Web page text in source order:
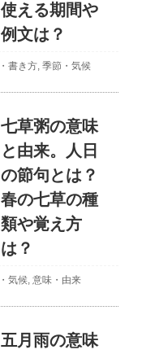
使える期間や
例文は？
書き方, 季節・気候
七草粥の意味
と由来。人日
の節句とは？
春の七草の種
類や覚え方
は？
気候, 意味・由来
五月雨の意味